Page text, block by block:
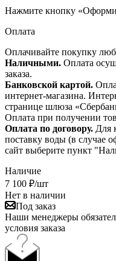
Нажмите кнопку
Оплата
Оплачивайте покупку
Наличными. Оплата
заказа.
Банковской картой.
интернет-магазина.
странице шлюза
Оплата при получении
Оплата по договору. Для
поставку воды (в случае
сайт выберите пункт
Наличие
7 100 ₽/шт
Нет в наличии
Под заказ
Наши менеджеры
условия заказа